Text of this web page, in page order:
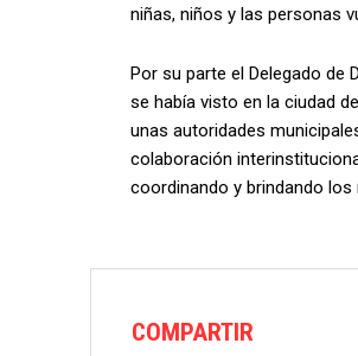
niñas, niños y las personas
Por su parte el Delegado de
se había visto en la ciudad
unas autoridades
colaboración
coordinando y brindando
COMPARTIR